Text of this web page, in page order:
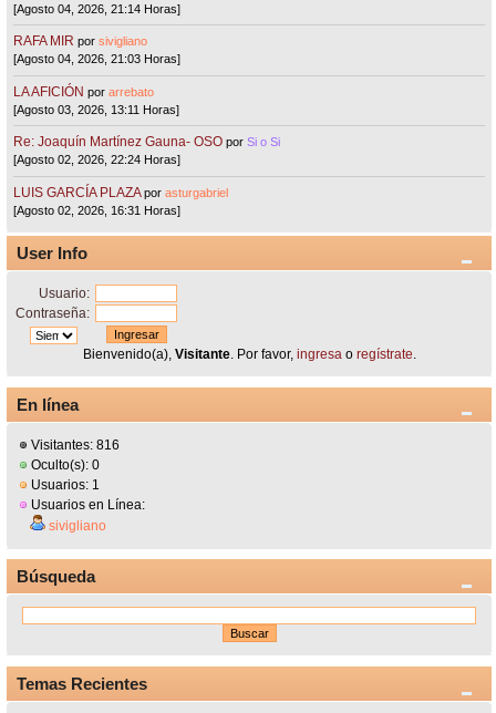
[Agosto 04, 2026, 21:14 Horas]
RAFA MIR porsivigliano
[Agosto 04, 2026, 21:03 Horas]
LA AFICIÓN porarrebato
[Agosto 03, 2026, 13:11 Horas]
Re: Joaquín Martínez Gauna- OSO porSi o Si
[Agosto 02, 2026, 22:24 Horas]
LUIS GARCÍA PLAZA porasturgabriel
[Agosto 02, 2026, 16:31 Horas]
User Info
Usuario:
Contraseña:
Bienvenido(a), Visitante. Por favor, ingresa o regístrate
En línea
Visitantes: 816
Oculto(s): 0
Usuarios: 1
Usuarios en Línea:
sivigliano
Búsqueda
Temas Recientes